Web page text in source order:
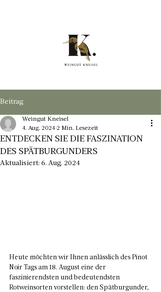
Beitrag
ENTDECKEN SIE DIE FASZINATION
DES SPÄTBURGUNDERS
Weingut Kneisel
4. Aug. 2024 2 Min. Lesezeit
Aktualisiert: 6. Aug. 2024
Heute möchten wir Ihnen anlässlich des Pinot
Noir Tags am 18. August eine der
faszinierendsten und bedeutendsten
Rotweinsorten vorstellen: den Spätburgunder,